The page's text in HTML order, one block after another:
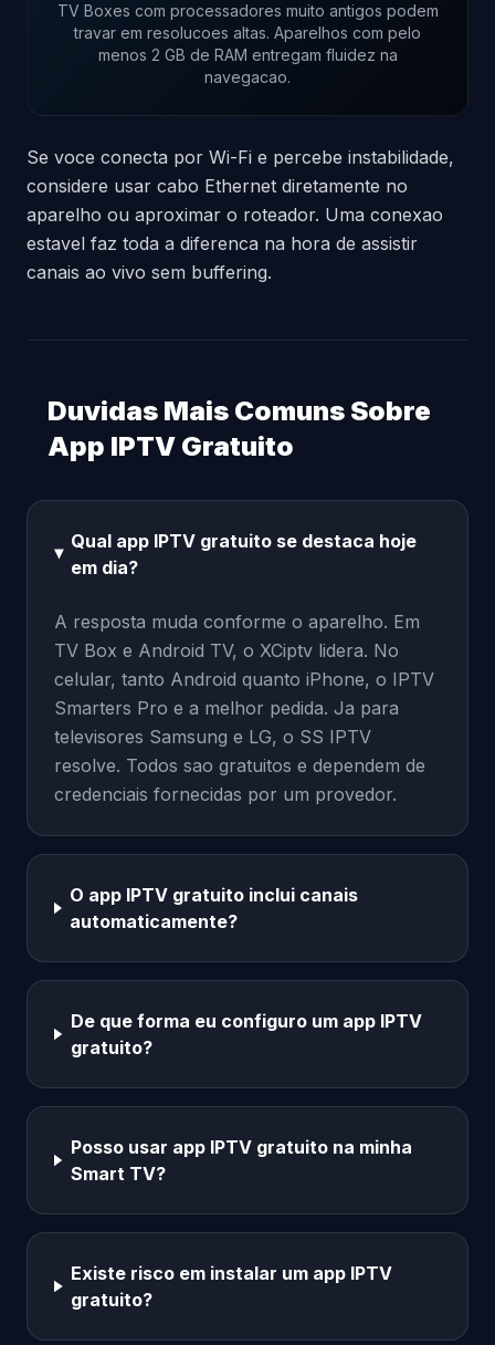
TV Boxes com processadores muito antigos podem
travar em resolucoes altas. Aparelhos com pelo
menos 2 GB de RAM entregam fluidez na
navegacao.
Se voce conecta por Wi-Fi e percebe instabilidade,
considere usar cabo Ethernet diretamente no
aparelho ou aproximar o roteador. Uma conexao
estavel faz toda a diferenca na hora de assistir
canais ao vivo sem buffering.
Duvidas Mais Comuns Sobre
App IPTV Gratuito
Qual app IPTV gratuito se destaca hoje
em dia?
A resposta muda conforme o aparelho. Em
TV Box e Android TV, o XCiptv lidera. No
celular, tanto Android quanto iPhone, o IPTV
Smarters Pro e a melhor pedida. Ja para
televisores Samsung e LG, o SS IPTV
resolve. Todos sao gratuitos e dependem de
credenciais fornecidas por um provedor.
O app IPTV gratuito inclui canais
automaticamente?
De que forma eu configuro um app IPTV
gratuito?
Posso usar app IPTV gratuito na minha
Smart TV?
Existe risco em instalar um app IPTV
gratuito?